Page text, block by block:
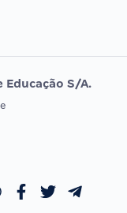
ORDEM
OAB
Educação S/A.